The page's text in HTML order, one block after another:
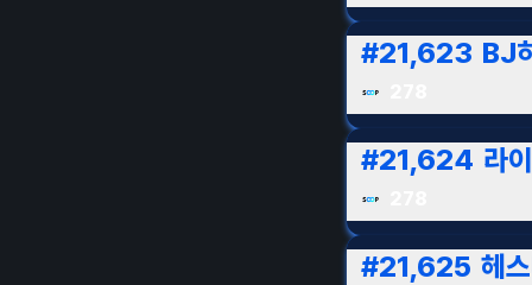
#21,623 BJ
#21,624 라
#21,625 헤